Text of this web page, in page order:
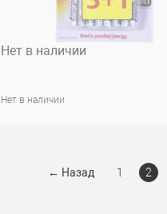
Нет в наличии
Нет в наличии
← Назад 1 2